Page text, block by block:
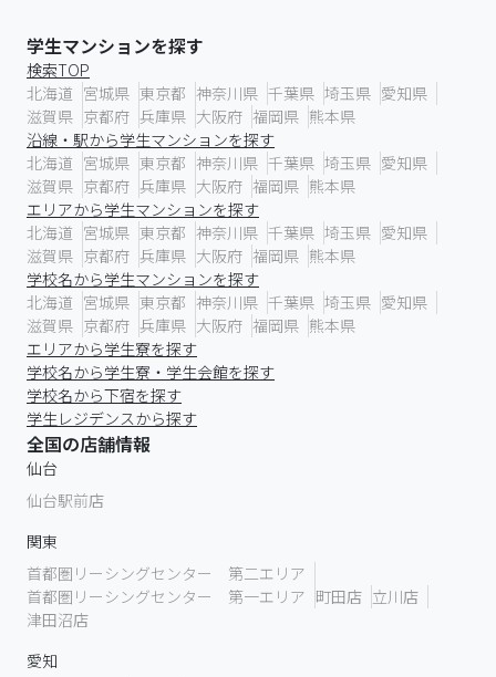
学生マンションを探す
検索TOP
北海道 宮城県 東京都 神奈川県 千葉県 埼玉県 愛知県
滋賀県 京都府 兵庫県 大阪府 福岡県 熊本県
沿線・駅から学生マンションを探す
北海道 宮城県 東京都 神奈川県 千葉県 埼玉県 愛知県
滋賀県 京都府 兵庫県 大阪府 福岡県 熊本県
エリアから学生マンションを探す
北海道 宮城県 東京都 神奈川県 千葉県 埼玉県 愛知県
滋賀県 京都府 兵庫県 大阪府 福岡県 熊本県
学校名から学生マンションを探す
北海道 宮城県 東京都 神奈川県 千葉県 埼玉県 愛知県
滋賀県 京都府 兵庫県 大阪府 福岡県 熊本県
エリアから学生寮を探す
学校名から学生寮・学生会館を探す
学校名から下宿を探す
学生レジデンスから探す
全国の店舗情報
仙台
仙台駅前店
関東
首都圏リーシングセンター 第二エリア
首都圏リーシングセンター 第一エリア 町田店 立川店
津田沼店
愛知